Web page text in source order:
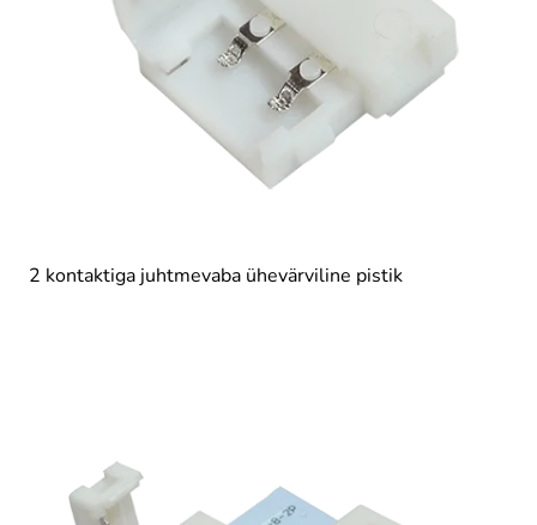
2 kontaktiga juhtmevaba ühevärviline pistik